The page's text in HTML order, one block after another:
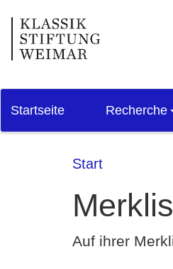
Startseite Recherche
Start
Auf ihrer